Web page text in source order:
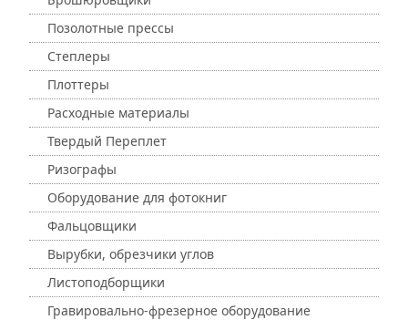
Позолотные прессы
Степлеры
Плоттеры
Расходные материалы
Твердый Переплет
Ризографы
Оборудование для фотокниг
Фальцовщики
Вырубки, обрезчики углов
Листоподборщики
Гравировально-фрезерное оборудование